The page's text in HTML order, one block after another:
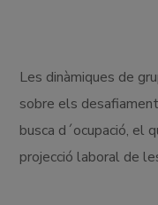
Les dinàmiques de
sobre els
busca d´ocupació, el
projecció laboral de